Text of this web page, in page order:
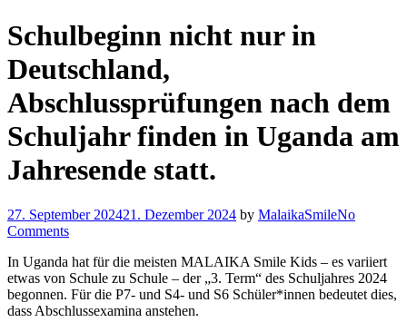
Schulbeginn nicht nur in
Deutschland,
Abschlussprüfungen nach dem
Schuljahr finden in Uganda am
Jahresende statt.
27. September 202421. Dezember 2024 by MalaikaSmileNo
Comments
In Uganda hat für die meisten MALAIKA Smile Kids – es variiert
etwas von Schule zu Schule – der „3. Term“ des Schuljahres 2024
begonnen. Für die P7- und S4- und S6 Schüler*innen bedeutet dies,
dass Abschlussexamina anstehen.